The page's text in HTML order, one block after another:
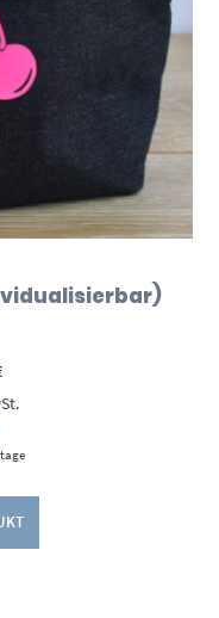
Preisspanne:
bis